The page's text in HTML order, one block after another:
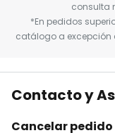
consulta
*En pedidos
catálogo a excepción
Contacto y
Cancelar pedido